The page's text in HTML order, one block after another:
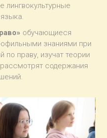
лингвокультурные
обучающиеся
знаниями при
по праву, изучат теории
содержания